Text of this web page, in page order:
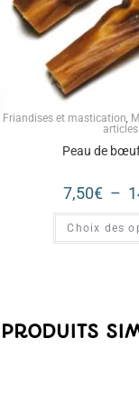
Friandises et mastication,
articles
Peau de
7,50€ –
Choix des
PRODUITS